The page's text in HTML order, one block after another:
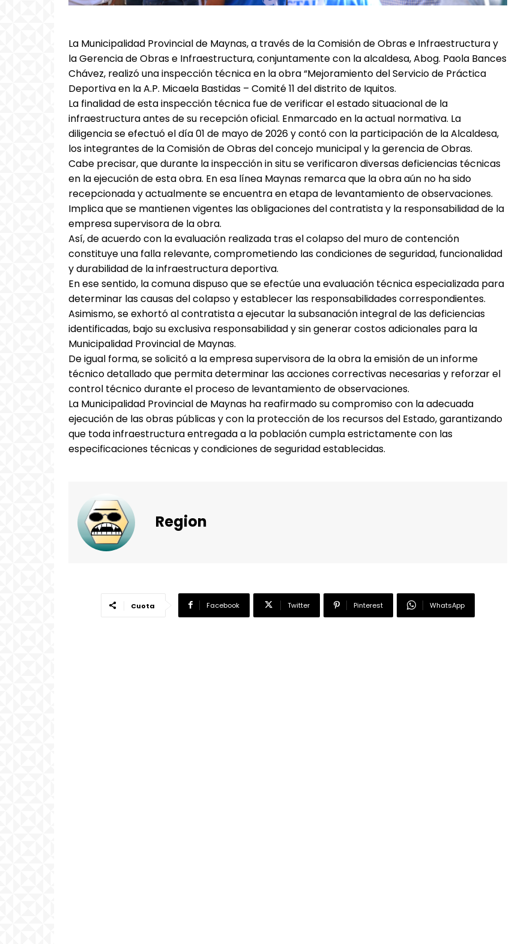
━ Planes
La Municipalidad Provincial de Maynas, a través de la Comisión de Obras e Infraestructura y
la Gerencia de Obras e Infraestructura, conjuntamente con la alcaldesa, Abog. Paola Bances
Chávez, realizó una inspección técnica en la obra “Mejoramiento del Servicio de Práctica
Deportiva en la A.P. Micaela Bastidas – Comité 11 del distrito de Iquitos.
La finalidad de esta inspección técnica fue de verificar el estado situacional de la
infraestructura antes de su recepción oficial. Enmarcado en la actual normativa. La
diligencia se efectuó el día 01 de mayo de 2026 y contó con la participación de la Alcaldesa,
los integrantes de la Comisión de Obras del concejo municipal y la gerencia de Obras.
Cabe precisar, que durante la inspección in situ se verificaron diversas deficiencias técnicas
en la ejecución de esta obra. En esa línea Maynas remarca que la obra aún no ha sido
recepcionada y actualmente se encuentra en etapa de levantamiento de observaciones.
Implica que se mantienen vigentes las obligaciones del contratista y la responsabilidad de la
empresa supervisora de la obra.
Así, de acuerdo con la evaluación realizada tras el colapso del muro de contención
constituye una falla relevante, comprometiendo las condiciones de seguridad, funcionalidad
y durabilidad de la infraestructura deportiva.
En ese sentido, la comuna dispuso que se efectúe una evaluación técnica especializada para
determinar las causas del colapso y establecer las responsabilidades correspondientes.
Asimismo, se exhortó al contratista a ejecutar la subsanación integral de las deficiencias
identificadas, bajo su exclusiva responsabilidad y sin generar costos adicionales para la
Municipalidad Provincial de Maynas.
De igual forma, se solicitó a la empresa supervisora de la obra la emisión de un informe
técnico detallado que permita determinar las acciones correctivas necesarias y reforzar el
control técnico durante el proceso de levantamiento de observaciones.
La Municipalidad Provincial de Maynas ha reafirmado su compromiso con la adecuada
ejecución de las obras públicas y con la protección de los recursos del Estado, garantizando
que toda infraestructura entregada a la población cumpla estrictamente con las
especificaciones técnicas y condiciones de seguridad establecidas.
Region
Cuota Facebook Twitter Pinterest WhatsApp